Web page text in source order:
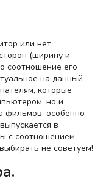
или нет,
(ширину и
соотношение его
на данный
которые
но и
фильмов, особенно
в
с соотношением
не советуем!